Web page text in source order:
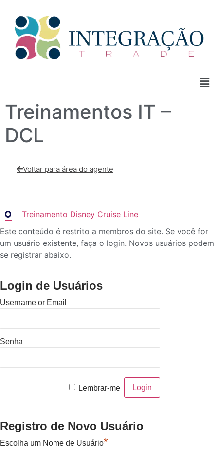
Treinamentos IT –
DCL
Voltar para área do agente
Treinamento Disney Cruise Line
Este conteúdo é restrito a membros do site. Se você for
um usuário existente, faça o login. Novos usuários podem
se registrar abaixo.
Login de Usuários
Username or Email
Senha
Lembrar-me
Registro de Novo Usuário
Escolha um Nome de Usuário*